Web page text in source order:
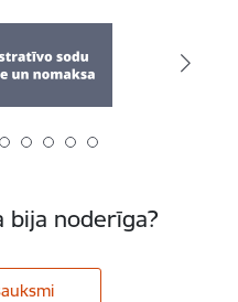
bija noderīga?